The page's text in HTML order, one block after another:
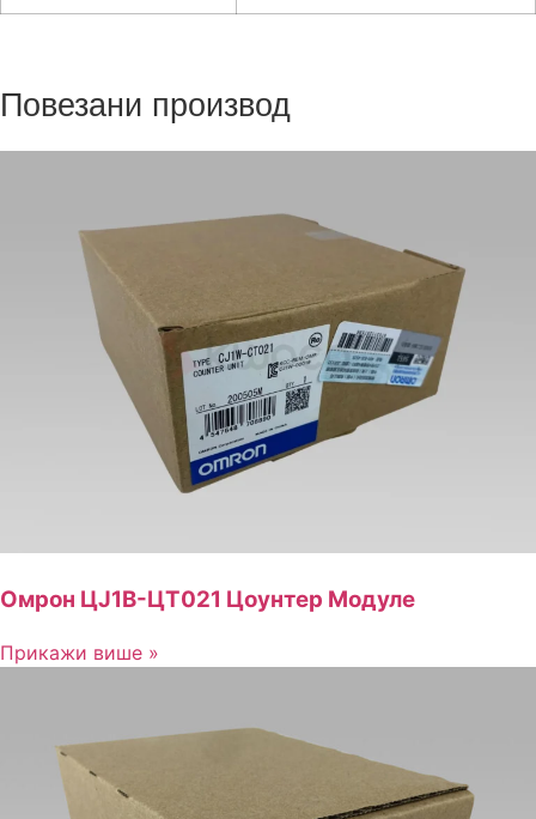
Повезани производ
Омрон ЦЈ1В-ЦТ021 Цоунтер Модуле
Прикажи више »